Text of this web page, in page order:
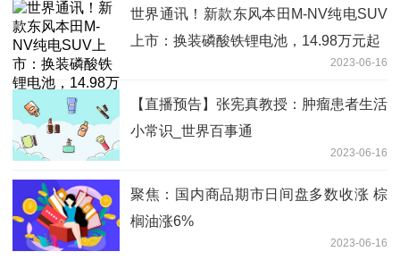
世界通讯！新款东风本田M-NV纯电SUV
上市：换装磷酸铁锂电池，14.98万元起
2023-06-16
【直播预告】张宪真教授：肿瘤患者生活
小常识_世界百事通
2023-06-16
聚焦：国内商品期市日间盘多数收涨 棕
榈油涨6%
2023-06-16